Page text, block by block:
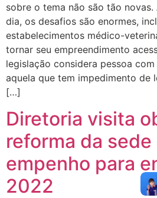
sobre o tema não são tão novas.
dia, os desafios são enormes,
estabelecimentos médico-
tornar seu empreendimento
legislação considera pessoa
aquela que tem impedimento de
[…]
Diretoria visita
reforma da
empenho para
2022